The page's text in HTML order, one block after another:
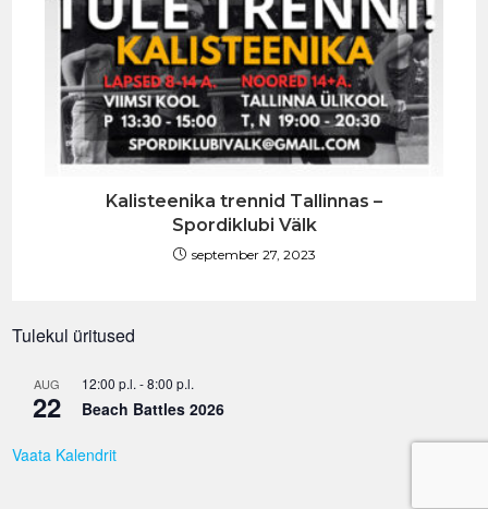
Kalisteenika trennid Tallinnas –
Spordiklubi Välk
september 27, 2023
Tulekul üritused
AUG
22
12:00 p.l. -8:00 p.l.
Beach Battles 2026
Vaata Kalendrit